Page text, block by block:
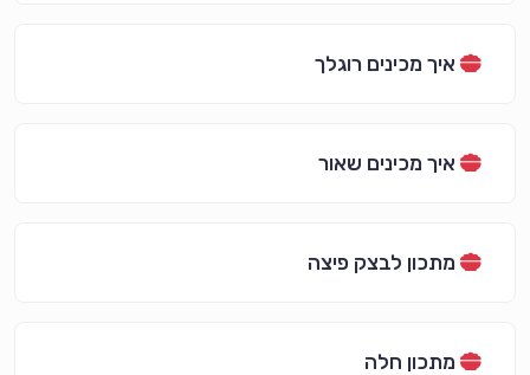
איך מכינים רוגלך
איך מכינים שאור
מתכון לבצק פיצה
מתכון חלה